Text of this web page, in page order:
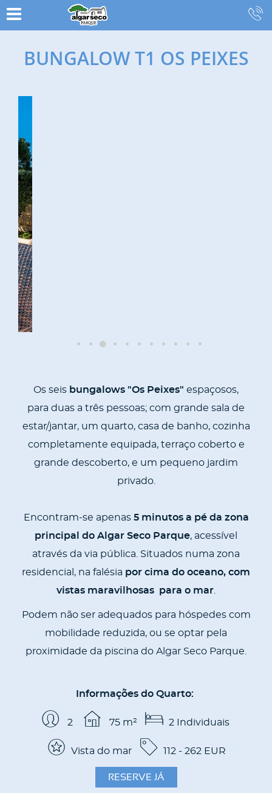
BUNGALOW T1 OS PEIXES
Os seis bungalows "Os Peixes" espaçosos,
para duas a três pessoas; com grande sala de
estar/jantar, um quarto, casa de banho, cozinha
completamente equipada, terraço coberto e
grande descoberto, e um pequeno jardim
privado.
Encontram-se apenas 5 minutos a pé da zona
principal do Algar Seco Parque, acessível
através da via pública. Situados numa zona
residencial, na falésia por cima do oceano, com
vistas maravilhosas para o mar
Podem não ser adequados para hóspedes com
mobilidade reduzida, ou se optar pela
proximidade da piscina do Algar Seco Parque.
Informações do Quarto:
2 75 m² 2 Individuais
Vista do mar 112 - 262 EUR
RESERVE JÁ
FEATURED